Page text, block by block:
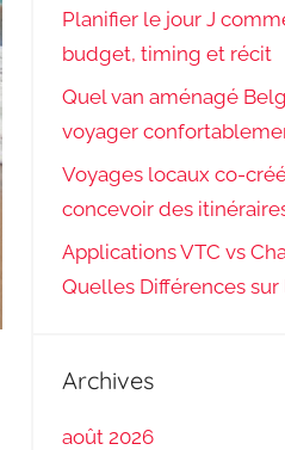
Planifier le jour J
budget, timing et récit
Quel van aménagé
voyager
Voyages locaux co-
concevoir des
Applications VTC vs
Quelles Différences sur
Archives
août 2026